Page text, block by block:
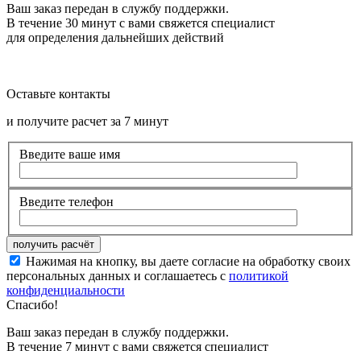
Ваш заказ передан в службу поддержки.
В течение 30 минут с вами свяжется специалист
для определения дальнейших действий
Оставьте контакты
и получите расчет за 7 минут
Введите ваше имя
Введите телефон
Нажимая на кнопку, вы даете согласие на обработку своих
персональных данных и соглашаетесь с политикой
конфиденциальности
Спасибо!
Ваш заказ передан в службу поддержки.
В течение 7 минут с вами свяжется специалист